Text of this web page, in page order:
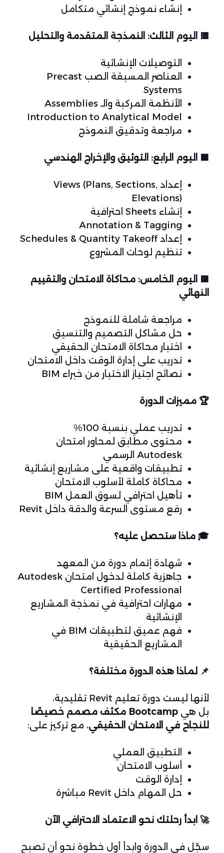
إنشاء نموذج إنشائي متكامل
🟨 اليوم الثالث: النمذجة المتقدمة والتحليل
التوصيلات الإنشائية
العناصر المسبقة الصب Precast
Systems
الأنظمة المركبة والـ Assemblies
Introduction to Analytical Model
مراجعة وتدقيق النموذج
🟧 اليوم الرابع: التوثيق والإخراج الهندسي
إعداد Views (Plans, Sections,
Elevations)
إنشاء Sheets احترافية
Annotation & Tagging
إعداد Schedules & Quantity Takeoff
تنظيم لوحات المشروع
🟥 اليوم الخامس: محاكاة الامتحان والتقييم
النهائي
مراجعة شاملة للنموذج
حل مشاكل التصميم والتنسيق
اختبار محاكاة الامتحان الحقيقي
تدريب على إدارة الوقت داخل الامتحان
نصائح اجتياز الاختبار من خبراء BIM
🏆 مميزات الدورة
تدريب عملي بنسبة 100%
محتوى مطابق لمحاور امتحان
Autodesk الرسمي
تطبيقات واقعية على مشاريع إنشائية
محاكاة كاملة لأسلوب الامتحان
تأهيل احترافي لسوق العمل BIM
رفع مستوى السرعة والدقة داخل Revit
🎓 ماذا ستحصل عليه؟
شهادة إتمام دورة من المعهد
جاهزية كاملة لدخول امتحان Autodesk
Certified Professional
مهارات احترافية في نمذجة المشاريع
الإنشائية
فهم عميق لتطبيقات BIM في
المشاريع الحقيقية
📌 لماذا هذه الدورة مختلفة؟
لأنها ليست دورة تعليم Revit تقليدية،
بل هي
Bootcamp مكثف مصمم خصيصًا
للنجاح في الامتحان الحقيقي، مع تركيز على:
التطبيق العملي
أسلوب الامتحان
إدارة الوقت
حل المهام داخل Revit مباشرة
🚀 ابدأ رحلتك نحو الاعتماد الاحترافي الآن
سجّل في الدورة وابدأ أول خطوة نحو أن تصبح